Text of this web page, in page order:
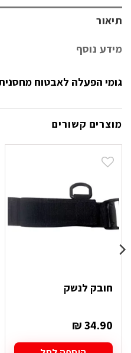
תיאור
מידע נוסף
גומי הפעלה לאבטוח
מוצרים קשורים
חובק לנשק
₪34.90